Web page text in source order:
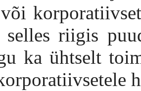
või
selles riigis
ka ühtselt